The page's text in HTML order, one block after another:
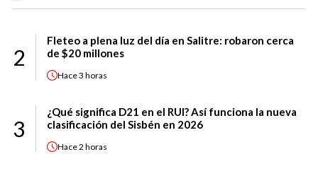
2
Fleteo a plena luz del día en Salitre: robaron cerca
de $20 millones
Hace3 horas
3
¿Qué significa D21 en el RUI? Así funciona la nueva
clasificación del Sisbén en 2026
Hace2 horas